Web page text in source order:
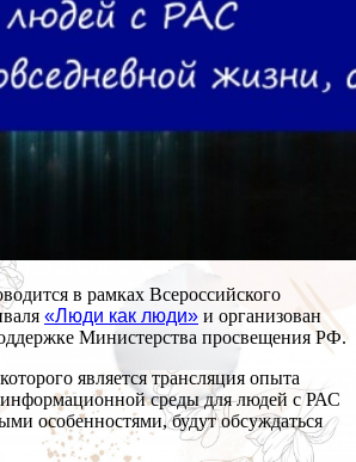
в рамках Всероссийского
«Люди как люди» и организован
Министерства просвещения РФ.
является трансляция опыта
информационной среды для людей с РАС
особенностями, будут обсуждаться